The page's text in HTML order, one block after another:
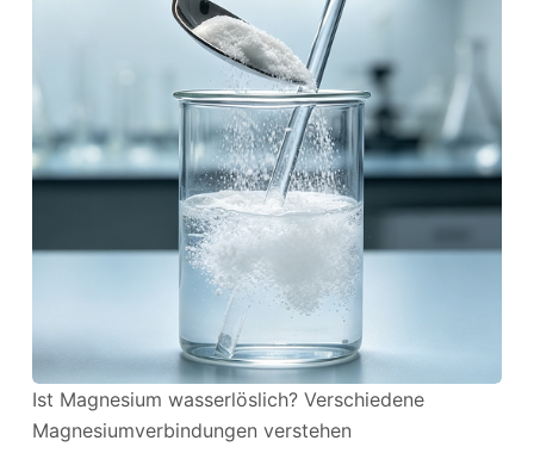
Ist Magnesium wasserlöslich? Verschiedene
Magnesiumverbindungen verstehen